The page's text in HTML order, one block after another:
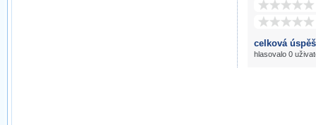
celková
hlasovalo 0